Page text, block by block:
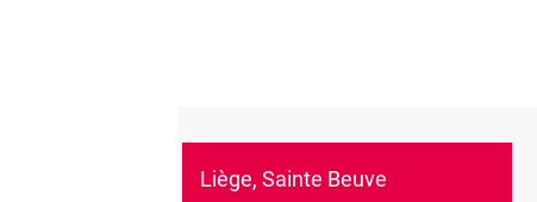
Liège, Sainte Beuve